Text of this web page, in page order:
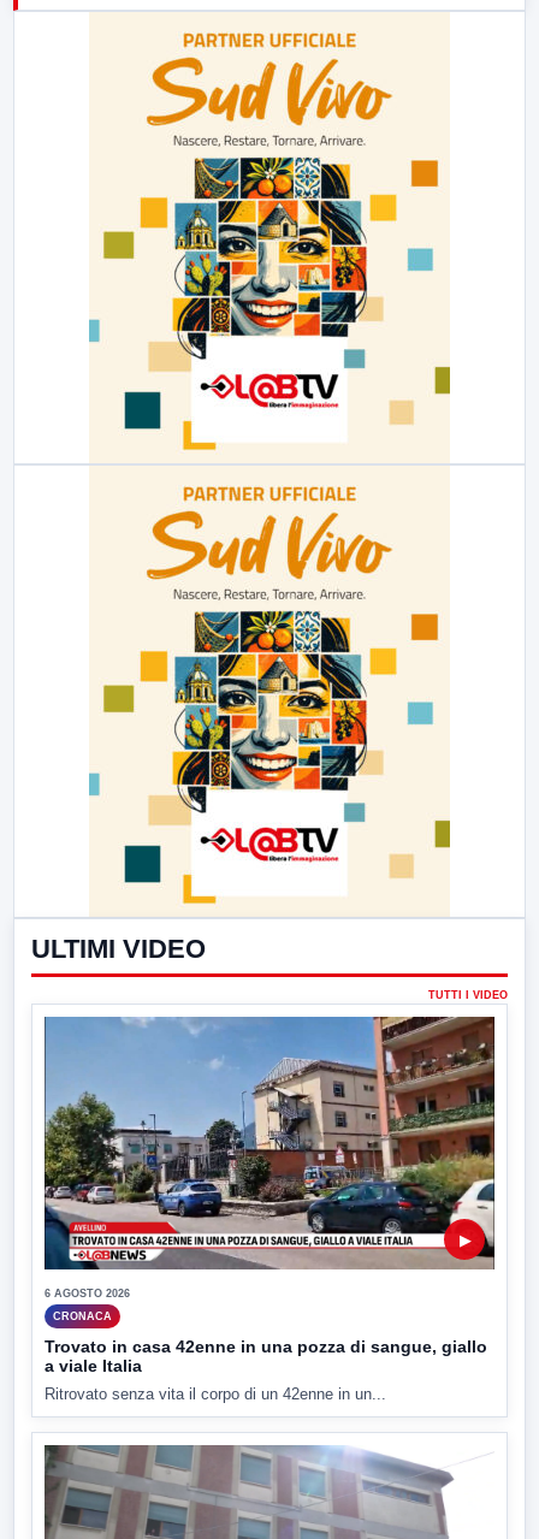
ULTIMI VIDEO
TUTTI I VIDEO
▶
6 AGOSTO 2026
CRONACA
Trovato in casa 42enne in una pozza di sangue, giallo
a viale Italia
Ritrovato senza vita il corpo di un 42enne in un...